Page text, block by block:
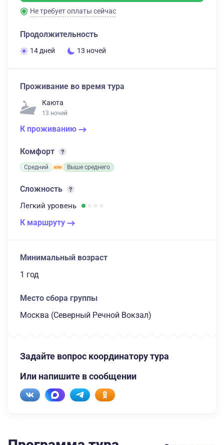
Не требует оплаты сейчас
Продолжительность
14 дней 13 ночей
Проживание во время тура
Каюта
13 ночей
К проживанию
Комфорт
Средний Выше среднего
Сложность
Легкий уровень
К маршруту
Минимальный возраст
1 год
Место сбора группы
Москва (Северный Речной Вокзал)
Задайте вопрос координатору тура
Или напишите в сообщении